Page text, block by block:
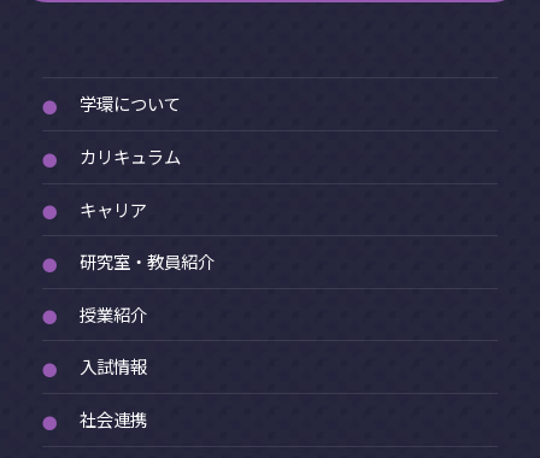
● 学環について
● カリキュラム
● キャリア
● 研究室・教員紹介
● 授業紹介
● 入試情報
● 社会連携